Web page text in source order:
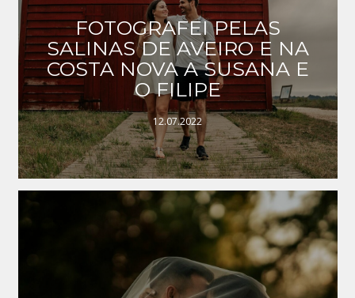
FOTOGRAFEI PELAS
SALINAS DE AVEIRO E NA
COSTA NOVA A SUSANA E
O FILIPE
12.07.2022